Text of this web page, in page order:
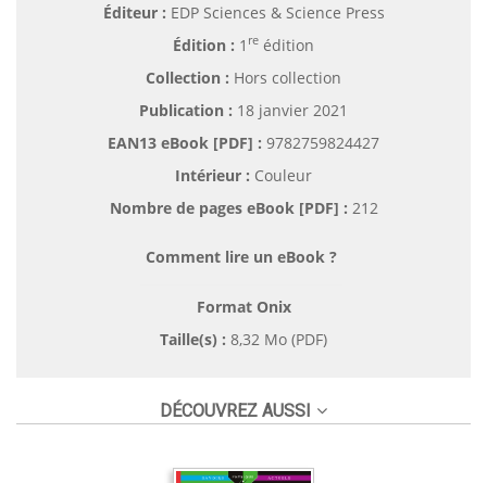
Éditeur : EDP Sciences & Science Press
Édition : 1 re édition
Collection : Hors collection
Publication : 18 janvier 2021
EAN13 eBook [PDF] : 9782759824427
Intérieur : Couleur
Nombre de pages eBook [PDF] : 212
Comment lire un eBook ?
Format Onix
Taille(s) : 8,32 Mo (PDF)
DÉCOUVREZ AUSSI